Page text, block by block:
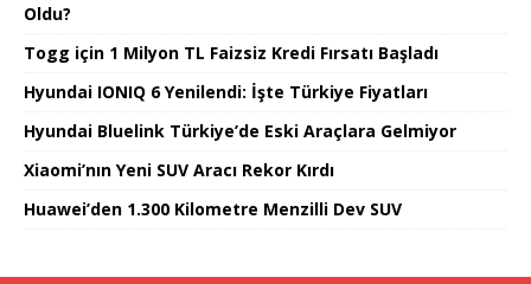
Oldu?
Togg için 1 Milyon TL Faizsiz Kredi Fırsatı Başladı
Hyundai IONIQ 6 Yenilendi: İşte Türkiye Fiyatları
Hyundai Bluelink Türkiye’de Eski Araçlara Gelmiyor
Xiaomi’nın Yeni SUV Aracı Rekor Kırdı
Huawei’den 1.300 Kilometre Menzilli Dev SUV